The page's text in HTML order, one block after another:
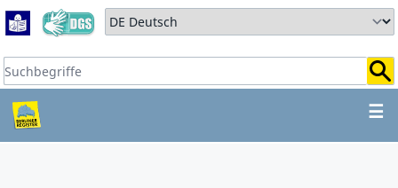
Zum Hauptbereich springen
Zum Hauptmenü springen
Sprache auswählen:
Suchbegriffe:
☰
ZUM HAUPTBEREICH